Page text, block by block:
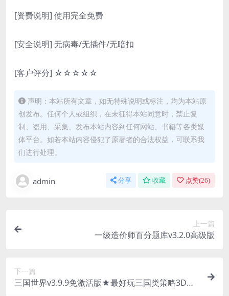
[资费说明] 使用完全免费
[安全说明] 无病毒/无插件/无暗扣
[客户评分] ☆☆☆☆☆
声明：本站所有文章，如无特殊说明或标注，均为本站原
创发布。任何个人或组织，在未征得本站同意时，禁止复
制、盗用、采集、发布本站内容到任何网站、书籍等各类媒
体平台。如若本站内容侵犯了原著者的合法权益，可联系我
们进行处理。
admin 分享 收藏 点赞(26)
上一篇
一级造价师百分题库v3.2.0高级版
下一篇
三国世界v3.9.9免激活版★最好玩三国类策略3D手